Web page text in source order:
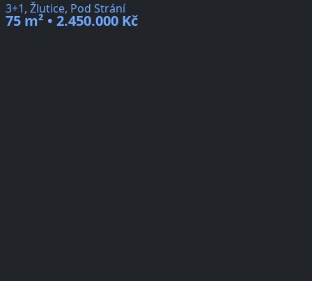
3+1, Žlutice, Pod Strání
75 m² • 2.450.000 Kč